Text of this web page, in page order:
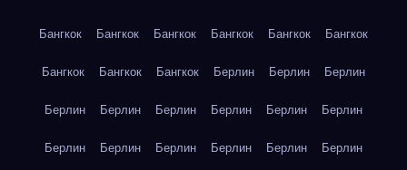
Бангкок Бангкок Бангкок Бангкок Бангкок Бангкок
Бангкок Бангкок Бангкок Берлин Берлин Берлин
Берлин Берлин Берлин Берлин Берлин Берлин
Берлин Берлин Берлин Берлин Берлин Берлин